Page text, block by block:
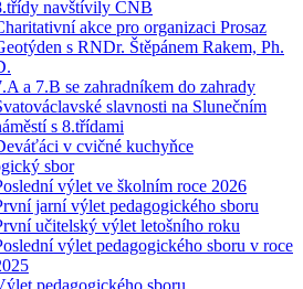
navštívily ČNB
akce pro organizaci Prosaz
s RNDr. Štěpánem Rakem, Ph.
a 7.B se zahradníkem do zahrady
slavnosti na Slunečním
s 8.třídami
v cvičné kuchyňce
sbor
výlet ve školním roce 2026
jarní výlet pedagogického sboru
učitelský výlet letošního roku
výlet pedagogického sboru v roce
pedagogického sboru